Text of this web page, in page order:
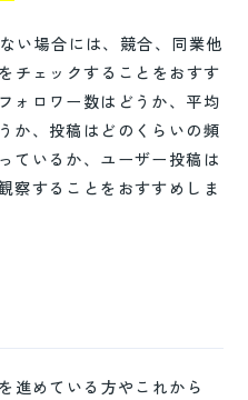
い場合には、競合、同業他
チェックすることをおすす
ォロワー数はどうか、平均
か、投稿はどのくらいの頻
ているか、ユーザー投稿は
察することをおすすめしま
進めている方やこれから